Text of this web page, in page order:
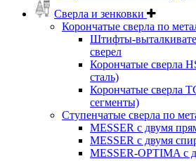
Сверла и зенковки
Корончатые сверла по
Штифты-
сверел
Корончатые сверла
сталь)
Корончатые сверла
сегменты)
Ступенчатые сверла по
MESSER с двумя
MESSER с двумя
MESSER-OPTIMA с